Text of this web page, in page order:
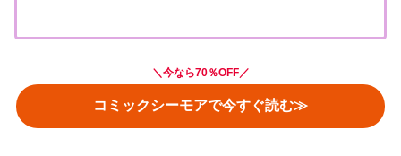
＼ 今なら70％OFF／
コミックシーモアで今すぐ読む≫